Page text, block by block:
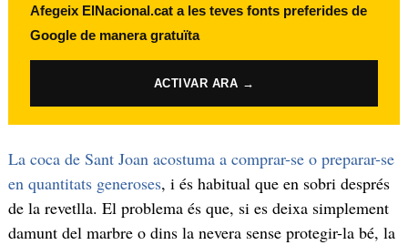
Afegeix ElNacional.cat a les teves fonts preferides de
Google de manera gratuïta
ACTIVAR ARA →
La coca de Sant Joan acostuma a comprar-se o preparar-se
en quantitats generoses, i és habitual que en sobri després
de la revetlla. El problema és que, si es deixa simplement
damunt del marbre o dins la nevera sense protegir-la bé, la